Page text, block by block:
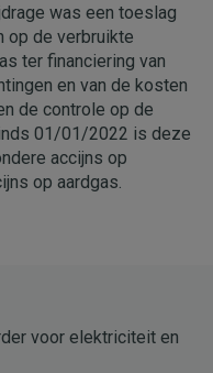
was een toeslag
de verbruikte
ter financiering van
en van de kosten
de controle op de
01/01/2022 is deze
accijns op
op aardgas.
voor elektriciteit en